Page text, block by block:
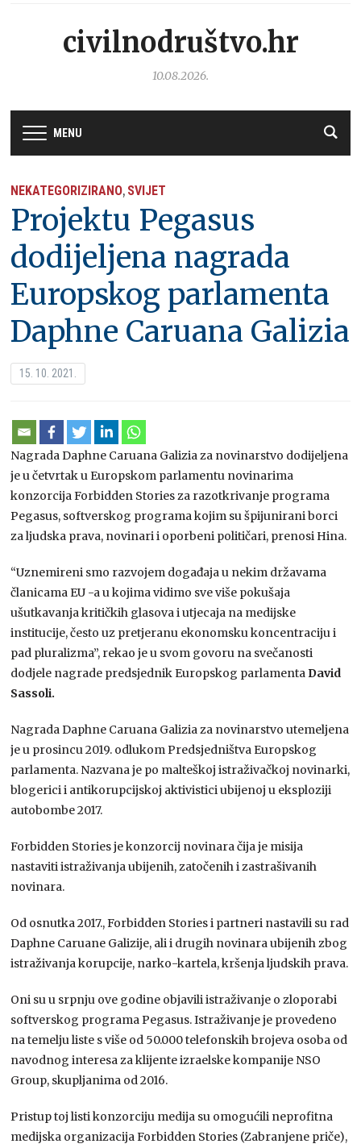
civilnodruštvo.hr
10.08.2026.
MENU
NEKATEGORIZIRANO, SVIJET
Projektu Pegasus
dodijeljena nagrada
Europskog parlamenta
Daphne Caruana Galizia
15. 10. 2021.
Nagrada Daphne Caruana Galizia za novinarstvo dodijeljena
je u četvrtak u Europskom parlamentu novinarima
konzorcija Forbidden Stories za razotkrivanje programa
Pegasus, softverskog programa kojim su špijunirani borci
za ljudska prava, novinari i oporbeni političari, prenosi Hina.
“Uznemireni smo razvojem događaja u nekim državama
članicama EU -a u kojima vidimo sve više pokušaja
ušutkavanja kritičkih glasova i utjecaja na medijske
institucije, često uz pretjeranu ekonomsku koncentraciju i
pad pluralizma”, rekao je u svom govoru na svečanosti
dodjele nagrade predsjednik Europskog parlamenta David
Sassoli.
Nagrada Daphne Caruana Galizia za novinarstvo utemeljena
je u prosincu 2019. odlukom Predsjedništva Europskog
parlamenta. Nazvana je po malteškoj istraživačkoj novinarki,
blogerici i antikorupcijskoj aktivistici ubijenoj u eksploziji
autobombe 2017.
Forbidden Stories je konzorcij novinara čija je misija
nastaviti istraživanja ubijenih, zatočenih i zastrašivanih
novinara.
Od osnutka 2017., Forbidden Stories i partneri nastavili su rad
Daphne Caruane Galizije, ali i drugih novinara ubijenih zbog
istraživanja korupcije, narko-kartela, kršenja ljudskih prava.
Oni su u srpnju ove godine objavili istraživanje o zloporabi
softverskog programa Pegasus. Istraživanje je provedeno
na temelju liste s više od 50.000 telefonskih brojeva osoba od
navodnog interesa za klijente izraelske kompanije NSO
Group, skupljanima od 2016.
Pristup toj listi konzorciju medija su omogućili neprofitna
medijska organizacija Forbidden Stories (Zabranjene priče),